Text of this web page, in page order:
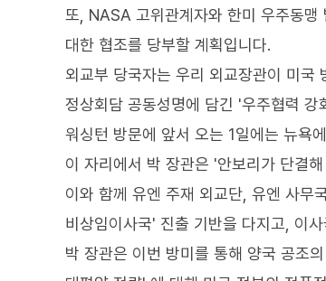
또, NASA 고위관계자와 한미 우주동맹
대한 협조를 당부할 계획입니다.
외교부 당국자는 우리 외교장관이 미국
정상회담 공동성명에 담긴 '우주협력
워싱턴 방문에 앞서 오는 1일에는 뉴욕
이 자리에서 박 장관은 '안보리가 단결
이와 함께 유엔 주재 외교단, 유엔 사
비상임이사국' 진출 기반을 다지고, 이
박 장관은 이번 방미를 통해 양국 공조